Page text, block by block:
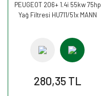
PEUGEOT 206+ 1.4i 55kw 75hp
Yağ Filtresi HU711/51x MANN
280,35 TL